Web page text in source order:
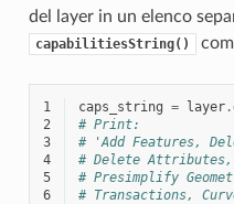
del layer in un elenco
capabilitiesString()
1 caps_string = layer.
2
# Print:
3
# 'Add Features,
4
# Delete Attributes,
5
# Presimplify
6
# Transactions,